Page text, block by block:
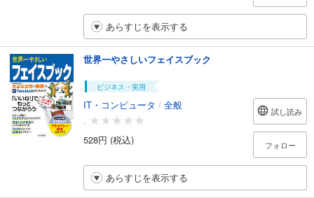
あらすじを表示する
世界一やさしいフェイスブック
ビジネス・実用
IT・コンピュータ / 全般
-
528円 (税込)
試し読み
フォロー
あらすじを表示する